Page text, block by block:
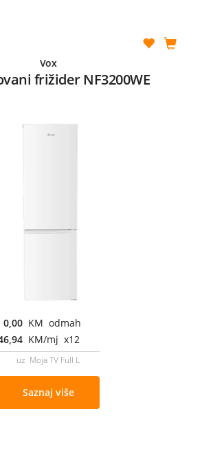
Vox
frižider NF3200WE
0,00 KM odmah
KM/mj x12
uz Moja TV Full L
Saznaj više